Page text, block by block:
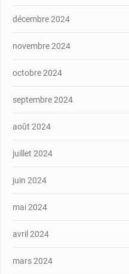
décembre 2024
novembre 2024
octobre 2024
septembre 2024
août 2024
juillet 2024
juin 2024
mai 2024
avril 2024
mars 2024